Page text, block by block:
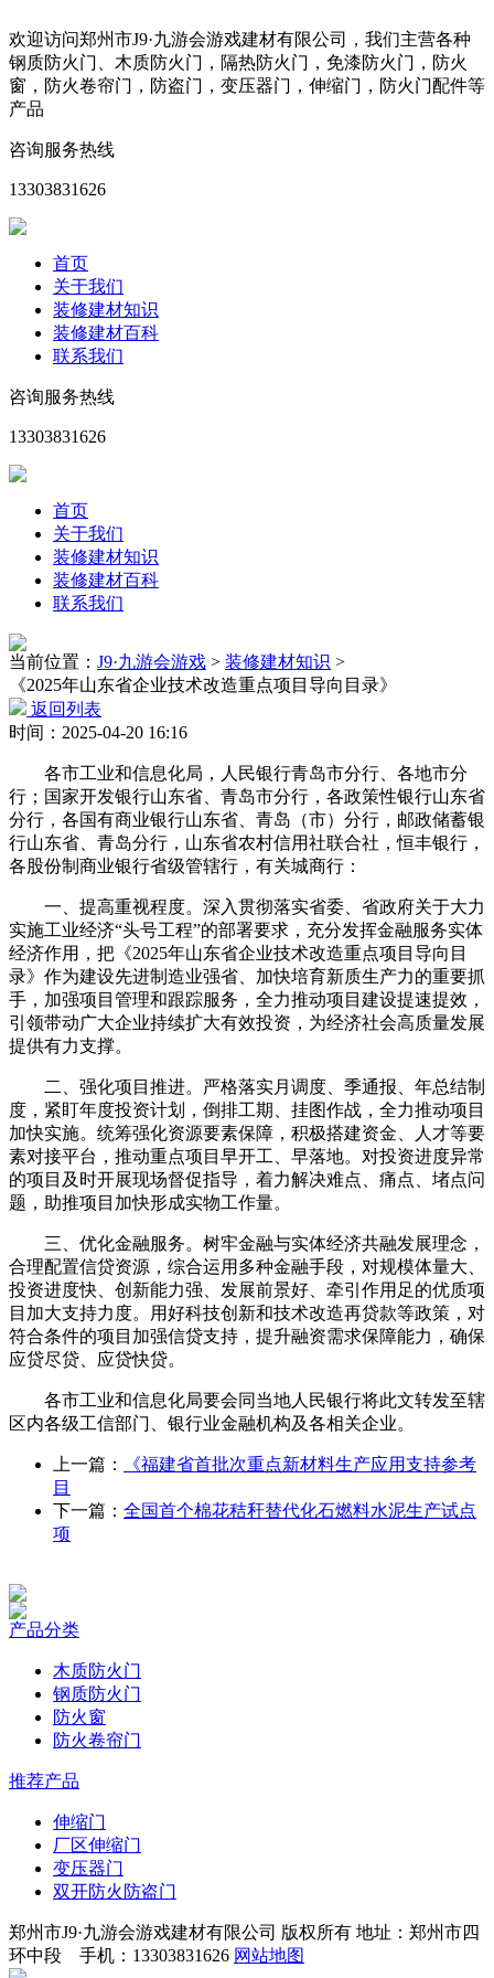
欢迎访问郑州市J9·九游会游戏建材有限公司，我们主营各种
钢质防火门、木质防火门，隔热防火门，免漆防火门，防火
窗，防火卷帘门，防盗门，变压器门，伸缩门，防火门配件等
产品
咨询服务热线
13303831626
首页
关于我们
装修建材知识
装修建材百科
联系我们
咨询服务热线
13303831626
首页
关于我们
装修建材知识
装修建材百科
联系我们
当前位置： J9·九游会游戏 > 装修建材知识 >
《2025年山东省企业技术改造重点项目导向目录》
返回列表
时间：2025-04-20 16:16
各市工业和信息化局，人民银行青岛市分行、各地市分
行；国家开发银行山东省、青岛市分行，各政策性银行山东省
分行，各国有商业银行山东省、青岛（市）分行，邮政储蓄银
行山东省、青岛分行，山东省农村信用社联合社，恒丰银行，
各股份制商业银行省级管辖行，有关城商行：
一、提高重视程度。深入贯彻落实省委、省政府关于大力
实施工业经济“头号工程”的部署要求，充分发挥金融服务实体
经济作用，把《2025年山东省企业技术改造重点项目导向目
录》作为建设先进制造业强省、加快培育新质生产力的重要抓
手，加强项目管理和跟踪服务，全力推动项目建设提速提效，
引领带动广大企业持续扩大有效投资，为经济社会高质量发展
提供有力支撑。
二、强化项目推进。严格落实月调度、季通报、年总结制
度，紧盯年度投资计划，倒排工期、挂图作战，全力推动项目
加快实施。统筹强化资源要素保障，积极搭建资金、人才等要
素对接平台，推动重点项目早开工、早落地。对投资进度异常
的项目及时开展现场督促指导，着力解决难点、痛点、堵点问
题，助推项目加快形成实物工作量。
三、优化金融服务。树牢金融与实体经济共融发展理念，
合理配置信贷资源，综合运用多种金融手段，对规模体量大、
投资进度快、创新能力强、发展前景好、牵引作用足的优质项
目加大支持力度。用好科技创新和技术改造再贷款等政策，对
符合条件的项目加强信贷支持，提升融资需求保障能力，确保
应贷尽贷、应贷快贷。
各市工业和信息化局要会同当地人民银行将此文转发至辖
区内各级工信部门、银行业金融机构及各相关企业。
上一篇：
《福建省首批次重点新材料生产应用支持参考
目
下一篇： 全国首个棉花秸秆替代化石燃料水泥生产试点
项
产品分类
木质防火门
钢质防火门
防火窗
防火卷帘门
推荐产品
伸缩门
厂区伸缩门
变压器门
双开防火防盗门
郑州市J9·九游会游戏建材有限公司 版权所有 地址：郑州市四
环中段 手机：13303831626 网站地图